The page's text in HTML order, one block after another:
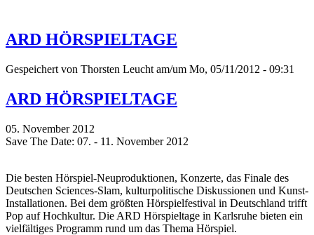
ARD HÖRSPIELTAGE
Gespeichert von Thorsten Leucht am/um Mo, 05/11/2012 - 09:31
ARD HÖRSPIELTAGE
05. November 2012
Save The Date: 07. - 11. November 2012
Die besten Hörspiel-Neuproduktionen, Konzerte, das Finale des
Deutschen Sciences-Slam, kulturpolitische Diskussionen und Kunst-
Installationen. Bei dem größten Hörspielfestival in Deutschland trifft
Pop auf Hochkultur. Die ARD Hörspieltage in Karlsruhe bieten ein
vielfältiges Programm rund um das Thema Hörspiel.